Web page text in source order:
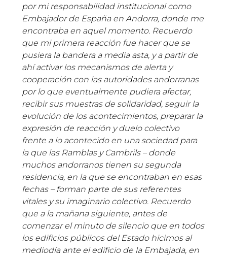
por mi responsabilidad institucional como
Embajador de España en Andorra, donde me
encontraba en aquel momento. Recuerdo
que mi primera reacción fue hacer que se
pusiera la bandera a media asta, y a partir de
ahí activar los mecanismos de alerta y
cooperación con las autoridades andorranas
por lo que eventualmente pudiera afectar,
recibir sus muestras de solidaridad, seguir la
evolución de los acontecimientos, preparar la
expresión de reacción y duelo colectivo
frente a lo acontecido en una sociedad para
la que las Ramblas y Cambrils – donde
muchos andorranos tienen su segunda
residencia, en la que se encontraban en esas
fechas – forman parte de sus referentes
vitales y su imaginario colectivo. Recuerdo
que a la mañana siguiente, antes de
comenzar el minuto de silencio que en todos
los edificios públicos del Estado hicimos al
mediodía ante el edificio de la Embajada, en